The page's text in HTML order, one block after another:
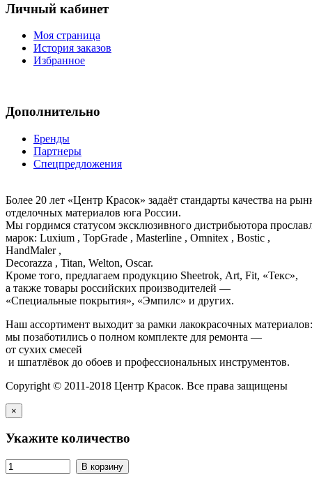
Личный кабинет
Моя страница
История заказов
Избранное
Дополнительно
Бренды
Партнеры
Спецпредложения
Более 20 лет «Центр Красок» задаёт стандарты качества на
отделочных материалов юга России.
Мы гордимся статусом эксклюзивного дистрибьютора
марок: Luxium , TopGrade , Masterline , Omnitex , Bostic ,
HandMaler ,
Decorazza , Titan, Welton, Oscar.
Кроме того, предлагаем продукцию Sheetrok, Art, Fit, «Текс»,
а также товары российских производителей —
«Специальные покрытия», «Эмпилс» и других.
Наш ассортимент выходит за рамки лакокрасочных
мы позаботились о полном комплекте для ремонта —
от сухих смесей
и шпатлёвок до обоев и профессиональных инструментов.
Copyright © 2011-2018 Центр Красок. Все права защищены
×
Укажите количество
В корзину